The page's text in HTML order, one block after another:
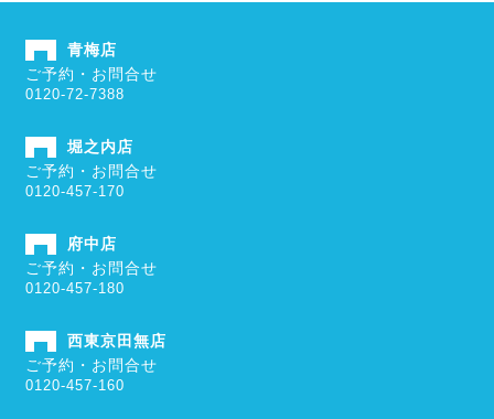
青梅店
ご予約・お問合せ
0120-72-7388
堀之内店
ご予約・お問合せ
0120-457-170
府中店
ご予約・お問合せ
0120-457-180
西東京田無店
ご予約・お問合せ
0120-457-160